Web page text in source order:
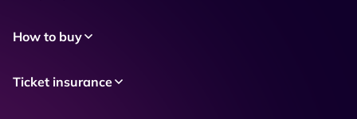
How to buy
Ticket insurance